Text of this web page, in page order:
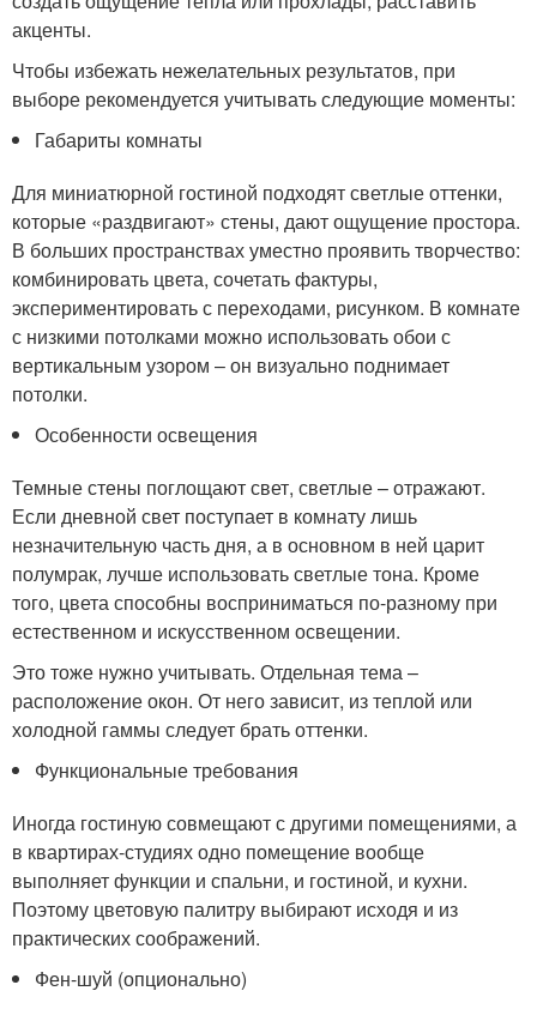
акценты.
Чтобы избежать нежелательных результатов, при
выборе рекомендуется учитывать следующие моменты:
Габариты комнаты
Для миниатюрной гостиной подходят светлые оттенки,
которые «раздвигают» стены, дают ощущение простора.
В больших пространствах уместно проявить творчество:
комбинировать цвета, сочетать фактуры,
экспериментировать с переходами, рисунком. В комнате
с низкими потолками можно использовать обои с
вертикальным узором – он визуально поднимает
потолки.
Особенности освещения
Темные стены поглощают свет, светлые – отражают.
Если дневной свет поступает в комнату лишь
незначительную часть дня, а в основном в ней царит
полумрак, лучше использовать светлые тона. Кроме
того, цвета способны восприниматься по-разному при
естественном и искусственном освещении.
Это тоже нужно учитывать. Отдельная тема –
расположение окон. От него зависит, из теплой или
холодной гаммы следует брать оттенки.
Функциональные требования
Иногда гостиную совмещают с другими помещениями, а
в квартирах-студиях одно помещение вообще
выполняет функции и спальни, и гостиной, и кухни.
Поэтому цветовую палитру выбирают исходя и из
практических соображений.
Фен-шуй (опционально)